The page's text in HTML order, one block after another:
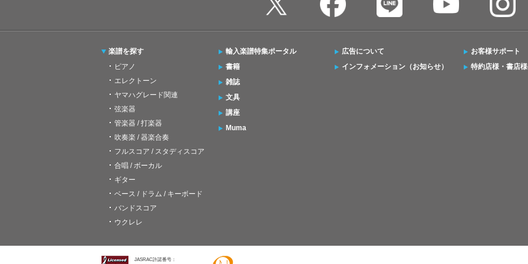
楽譜を探す
ピアノ
エレクトーン
ヤマハグレード関連
弦楽器
管楽器 / 打楽器
吹奏楽 / 器楽合奏
フルスコア / スタディスコア
合唱 / ボーカル
ギター
ベース / ドラム / キーボード
バンドスコア
ウクレレ
輸入楽譜特集ポータル
書籍
雑誌
文具
講座
Muma
広告について
インフォメーション（お知らせ）
お客様サポート
特約店様・書店
JASRAC許諾番号：